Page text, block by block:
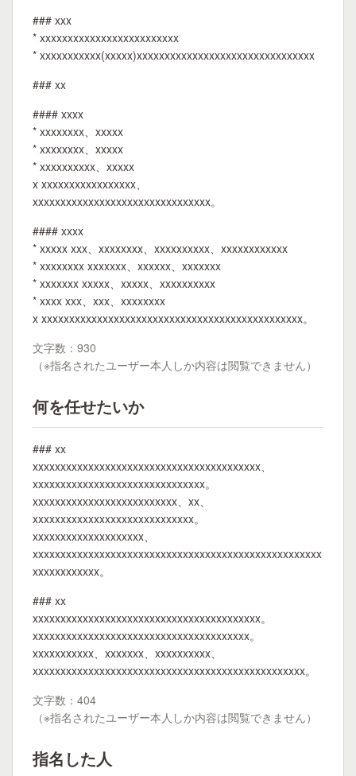
### xxx
* xxxxxxxxxxxxxxxxxxxxxxxxx
* xxxxxxxxxxx(xxxxx)xxxxxxxxxxxxxxxxxxxxxxxxxxxxxxxx
### xx
#### xxxx
* xxxxxxxx、xxxxx
* xxxxxxxx、xxxxx
* xxxxxxxxxx、xxxxx
x xxxxxxxxxxxxxxxxx、
xxxxxxxxxxxxxxxxxxxxxxxxxxxxxxxx。
#### xxxx
* xxxxx xxx、xxxxxxxx、xxxxxxxxxx、xxxxxxxxxxxx
* xxxxxxxx xxxxxxx、xxxxxx、xxxxxxx
* xxxxxxx xxxxx、xxxxx、xxxxxxxxxx
* xxxx xxx、xxx、xxxxxxxx
x xxxxxxxxxxxxxxxxxxxxxxxxxxxxxxxxxxxxxxxxxxxxxxx。
文字数：930
（※指名されたユーザー本人しか内容は閲覧できません）
何を任せたいか
### xx
xxxxxxxxxxxxxxxxxxxxxxxxxxxxxxxxxxxxxxxxx、
xxxxxxxxxxxxxxxxxxxxxxxxxxxxxxx。
xxxxxxxxxxxxxxxxxxxxxxxxxx、xx、
xxxxxxxxxxxxxxxxxxxxxxxxxxxxx。
xxxxxxxxxxxxxxxxxxxx、
xxxxxxxxxxxxxxxxxxxxxxxxxxxxxxxxxxxxxxxxxxxxxxxxxxxx
xxxxxxxxxxxx。
### xx
xxxxxxxxxxxxxxxxxxxxxxxxxxxxxxxxxxxxxxxxx。
xxxxxxxxxxxxxxxxxxxxxxxxxxxxxxxxxxxxxxx。
xxxxxxxxxxx、xxxxxxx、xxxxxxxxxx、
xxxxxxxxxxxxxxxxxxxxxxxxxxxxxxxxxxxxxxxxxxxxxxxxx。
文字数：404
（※指名されたユーザー本人しか内容は閲覧できません）
指名した人